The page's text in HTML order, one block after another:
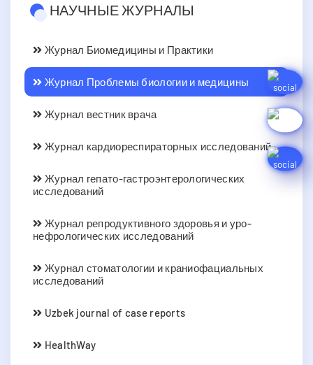
НАУЧНЫЕ ЖУРНАЛЫ
Журнал Биомедицины и Практики
Журнал Проблемы биологии и медицины
Журнал вестник врача
Журнал кардиореспираторных исследований
Журнал гепато-гастроэнтерологических
исследований
Журнал репродуктивного здоровья и уро-
нефрологических исследований
Журнал стоматологии и краниофациальных
исследований
Uzbek journal of case reports
HealthWay